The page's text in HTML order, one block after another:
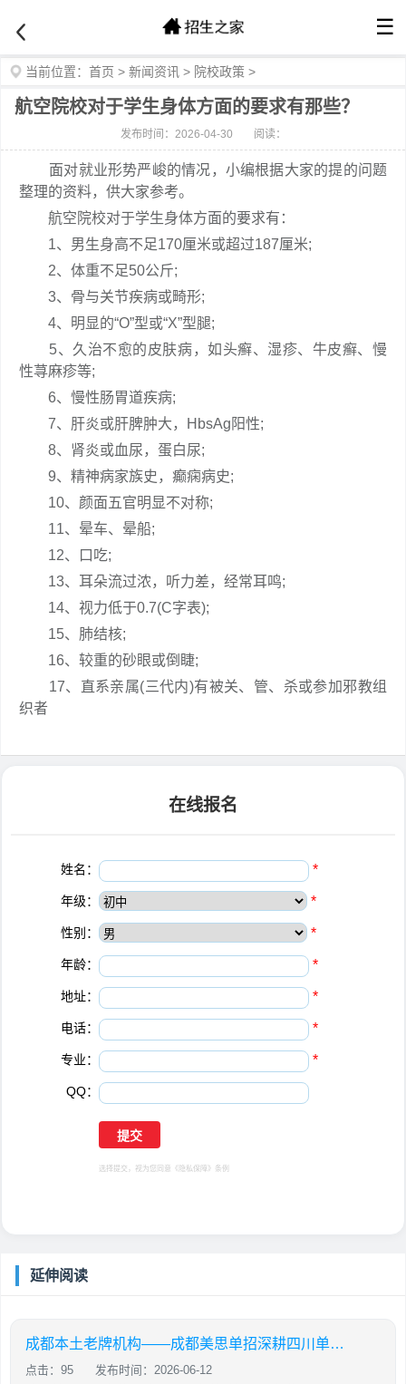
☰
当前位置： 首页 > 新闻资讯 > 院校政策 >
航空院校对于学生身体方面的要求有那些？
发布时间：2026-04-30 阅读：
面对就业形势严峻的情况，小编根据大家的提的问题
整理的资料，供大家参考。
航空院校对于学生身体方面的要求有：
1、男生身高不足170厘米或超过187厘米;
2、体重不足50公斤;
3、骨与关节疾病或畸形;
4、明显的“O”型或“X”型腿;
5、久治不愈的皮肤病，如头癣、湿疹、牛皮癣、慢
性荨麻疹等;
6、慢性肠胃道疾病;
7、肝炎或肝脾肿大，HbsAg阳性;
8、肾炎或血尿，蛋白尿;
9、精神病家族史，癫痫病史;
10、颜面五官明显不对称;
11、晕车、晕船;
12、口吃;
13、耳朵流过浓，听力差，经常耳鸣;
14、视力低于0.7(C字表);
15、肺结核;
16、较重的砂眼或倒睫;
17、直系亲属(三代内)有被关、管、杀或参加邪教组
织者
在线报名
姓名： *
年级： *
性别： *
年龄： *
地址： *
电话： *
专业： *
QQ：
选择提交，视为您同意 《隐私保障》 条例
延伸阅读
成都本土老牌机构——成都美思单招深耕四川单招16年，助力学生录取公办院校！
点击：95 发布时间：2026-06-12